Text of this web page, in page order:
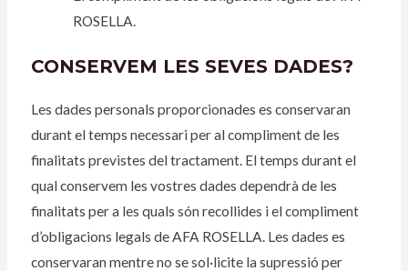
ROSELLA.
CONSERVEM LES SEVES DADES?
Les dades personals proporcionades es conservaran
durant el temps necessari per al compliment de les
finalitats previstes del tractament. El temps durant el
qual conservem les vostres dades dependrà de les
finalitats per a les quals són recollides i el compliment
d’obligacions legals de AFA ROSELLA. Les dades es
conservaran mentre no se sol·licite la supressió per